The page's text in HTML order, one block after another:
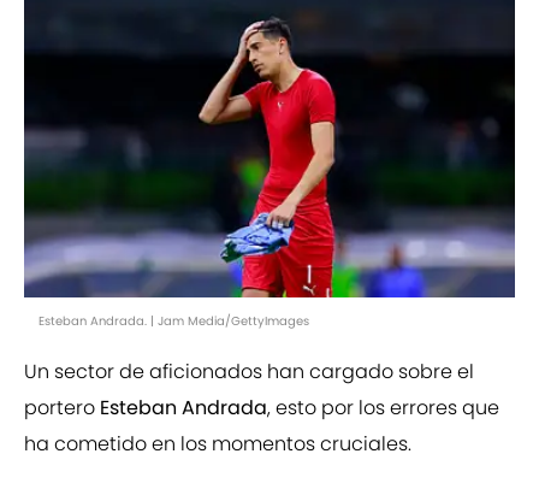
Esteban Andrada. | Jam Media/GettyImages
Un sector de aficionados han cargado sobre el
portero Esteban Andrada, esto por los errores que
ha cometido en los momentos cruciales.